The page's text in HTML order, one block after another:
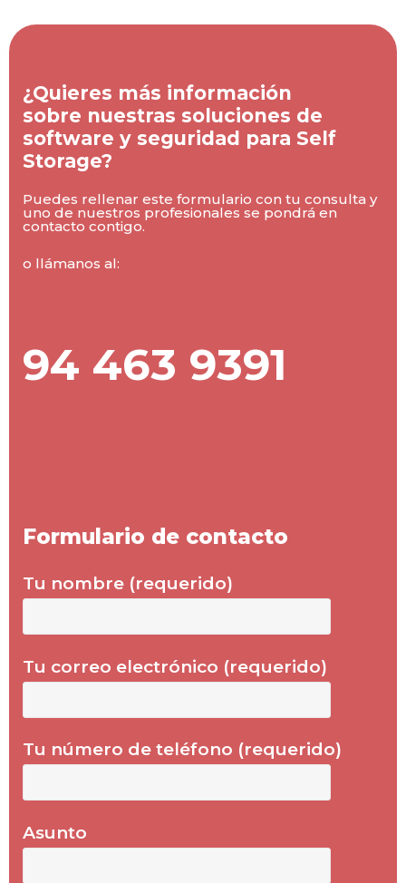
¿Quieres más información
sobre nuestras soluciones de
software y seguridad para Self
Storage?
Puedes rellenar este formulario con tu consulta y
uno de nuestros profesionales se pondrá en
contacto contigo.
o llámanos al:
94 463 9391
Formulario de contacto
Tu nombre (requerido)
Tu correo electrónico (requerido)
Tu número de teléfono (requerido)
Asunto